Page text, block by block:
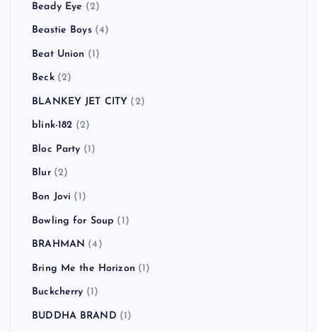
Beady Eye (2)
Beastie Boys(4)
Beat Union (1)
Beck(2)
BLANKEY JET CITY (2)
blink-182 (2)
Bloc Party (1)
Blur(2)
Bon Jovi (1)
Bowling for Soup (1)
BRAHMAN (4)
Bring Me the Horizon (1)
Buckcherry (1)
BUDDHA BRAND (1)